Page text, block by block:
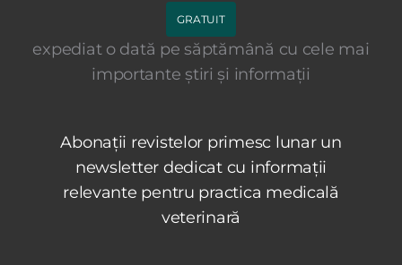
GRATUIT
expediat o dată pe săptămână cu cele mai
importante știri și informații
Abonații revistelor primesc lunar un
newsletter dedicat cu informații
relevante pentru practica medicală
veterinară